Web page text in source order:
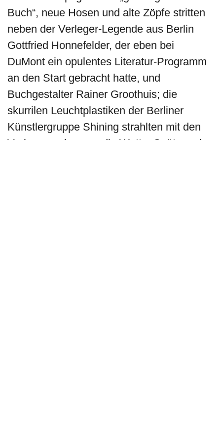
Buch“, neue Hosen und alte Zöpfe stritten
neben der Verleger-Legende aus Berlin
Gottfried Honnefelder, der eben bei
DuMont ein opulentes Literatur-Programm
an den Start gebracht hatte, und
Buchgestalter Rainer Groothuis; die
skurrilen Leuchtplastiken der Berliner
Künstlergruppe Shining strahlten mit den
Verlegersocken um die Wette. Spät wurde